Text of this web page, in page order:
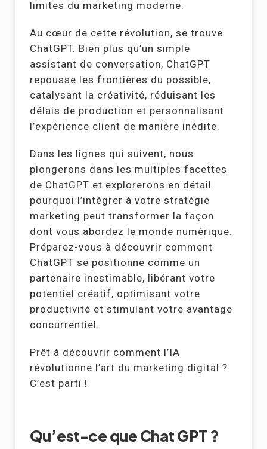
limites du marketing moderne.
Au cœur de cette révolution, se trouve
ChatGPT. Bien plus qu’un simple
assistant de conversation, ChatGPT
repousse les frontières du possible,
catalysant la créativité, réduisant les
délais de production et personnalisant
l’expérience client de manière inédite.
Dans les lignes qui suivent, nous
plongerons dans les multiples facettes
de ChatGPT et explorerons en détail
pourquoi l’intégrer à votre stratégie
marketing peut transformer la façon
dont vous abordez le monde numérique.
Préparez-vous à découvrir comment
ChatGPT se positionne comme un
partenaire inestimable, libérant votre
potentiel créatif, optimisant votre
productivité et stimulant votre avantage
concurrentiel.
Prêt à découvrir comment l’IA
révolutionne l’art du marketing digital ?
C’est parti !
Qu’est-ce que Chat GPT ?